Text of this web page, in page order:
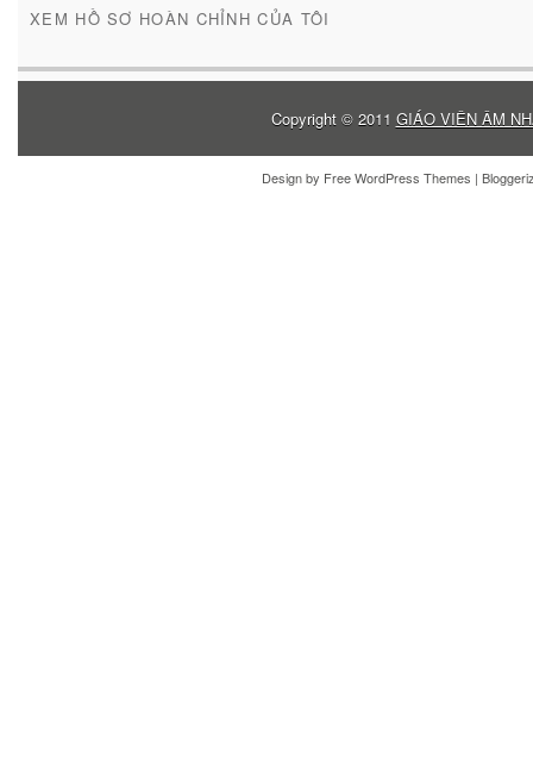
XEM HỒ SƠ HOÀN CHỈNH CỦA TÔI
Copyright © 2011 GIÁO VIÊN ÂM
Design by Free WordPress Themes |